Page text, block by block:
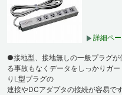
詳細ペ
●接地型、接地無しの一般プラグが
る事故もなくデータをしっかりガ
りL型プラグの
連接やDCアダプタの接続が容易です